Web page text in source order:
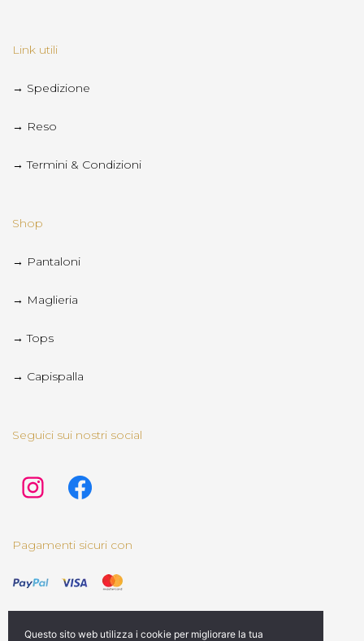
Link utili
→ Spedizione
→ Reso
→ Termini & Condizioni
Shop
→ Pantaloni
→ Maglieria
→ Tops
→ Capispalla
Seguici sui nostri social
Pagamenti sicuri con
Questo sito web utilizza i cookie per migliorare la tua